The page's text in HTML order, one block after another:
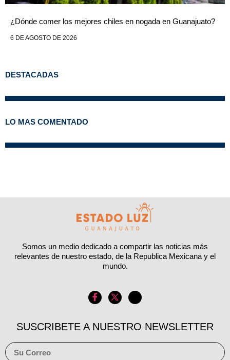
¿Dónde comer los mejores chiles en nogada en Guanajuato?
6 DE AGOSTO DE 2026
DESTACADAS
LO MAS COMENTADO
Somos un medio dedicado a compartir las noticias más
relevantes de nuestro estado, de la Republica Mexicana y el
mundo.
SUSCRIBETE A NUESTRO NEWSLETTER